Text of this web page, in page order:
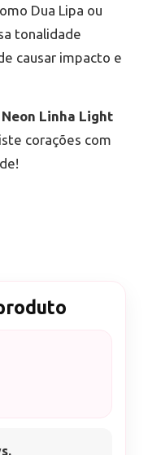
Dua Lipa ou
tonalidade
causar impacto e
Linha Light
corações com